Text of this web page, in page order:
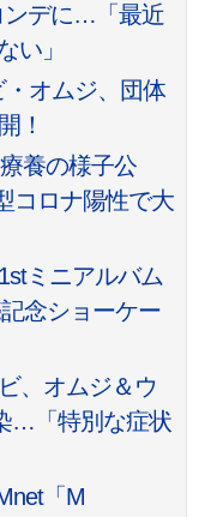
ンデに…「最近
い」
・オムジ、団体
！
養の様子公
コロナ陽性で大
ミニアルバム
記念ショーケー
、オムジ＆ウ
…「特別な症状
「M